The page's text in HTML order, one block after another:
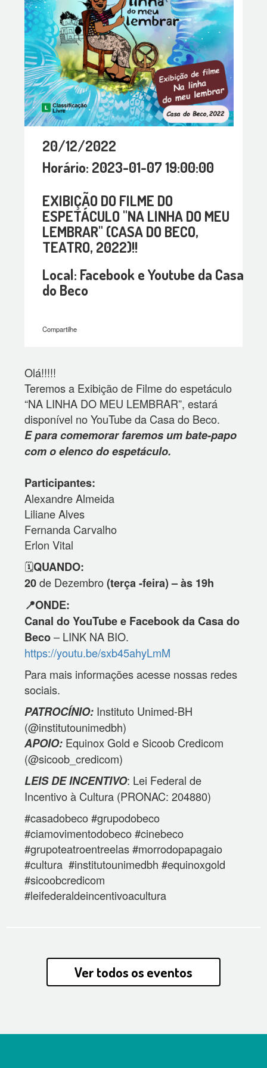
20/12/2022
Horário: 2023-01-07 19:00:00
EXIBIÇÃO DO FILME DO
ESPETÁCULO "NA LINHA DO MEU
LEMBRAR" (CASA DO BECO,
TEATRO, 2022)!!
Local: Facebook e Youtube da Casa
do Beco
Compartilhe
Olá!!!!!
Teremos a Exibição de Filme do espetáculo
“NA LINHA DO MEU LEMBRAR”, estará
disponível no YouTube da Casa do Beco.
E para comemorar faremos um bate-papo
com o elenco do espetáculo.
Participantes:
Alexandre Almeida
Liliane Alves
Fernanda Carvalho
Erlon Vital
🗓️QUANDO:
20de Dezembro(terça -feira) – às 19h
📍ONDE:
Canal do YouTube e Facebook da Casa do
Beco– LINK NA BIO.
https://youtu.be/sxb45ahyLmM
Para mais informações acesse nossas redes
sociais.
PATROCÍNIO: Instituto Unimed-BH
(@institutounimedbh)
APOIO: Equinox Gold e Sicoob Credicom
(@sicoob_credicom)
LEIS DE INCENTIVO: Lei Federal de
Incentivo à Cultura (PRONAC: 204880)
#casadobeco #grupodobeco
#ciamovimentodobeco #cinebeco
#grupoteatroentreelas #morrodopapagaio
#cultura #institutounimedbh #equinoxgold
#sicoobcredicom
#leifederaldeincentivoacultura
Ver todos os eventos